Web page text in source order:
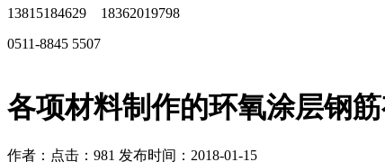
各项材料制作的环氧涂层钢
作者： 点击：981 发布时间：2018-01-15
13815184629 18362019798
0511-8845 5507